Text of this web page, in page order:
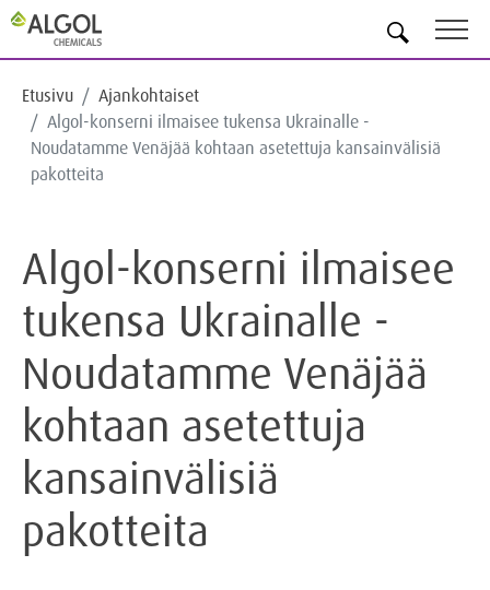
Etusivu
Ajankohtaiset
Algol-konserni ilmaisee tukensa Ukrainalle -
Noudatamme Venäjää kohtaan asetettuja kansainvälisiä
pakotteita
Algol-konserni ilmaisee
tukensa Ukrainalle -
Noudatamme Venäjää
kohtaan asetettuja
kansainvälisiä
pakotteita